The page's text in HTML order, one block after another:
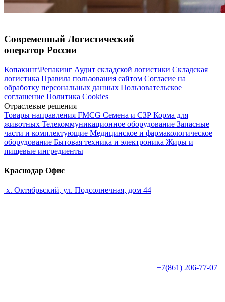
Современный Логистический
оператор России
Копакинг\Репакинг Аудит складской логистики Складская
логистика Правила пользования сайтом Согласие на
обработку персональных данных Пользовательское
соглашение Политика Cookies
Отраслевые решения
Товары направления FMCG Семена и СЗР Корма для
животных Телекоммуникационное оборудование Запасные
части и комплектующие Медицинское и фармакологическое
оборудование Бытовая техника и электроника Жиры и
пищевые ингредиенты
Краснодар Офис
х. Октябрьский, ул. Подсолнечная, дом 44
+7(861) 206-77-07